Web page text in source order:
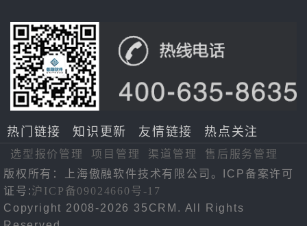
热门链接 知识更新 友情链接 热点关注
选型报价管理 项目管理 渠道管理
售后服务管理
版权所有：上海傲融软件技术有限公司。ICP备案许可
证号:沪ICP备09024660号-17
Copyright 2008-2026 35CRM. All Rights